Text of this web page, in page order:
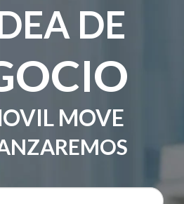
DE
MOVE